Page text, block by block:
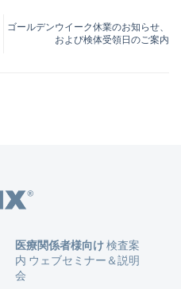
ゴールデンウイーク休業のお知らせ、
および検体受領日のご案内
医療関係者様向け検査案
内 ウェブセミナー＆説明
会